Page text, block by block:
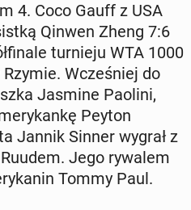
4. Coco Gauff z USA
Qinwen Zheng 7:6
tur­nie­ju WTA 1000
Wcze­śniej do
Jasmine Paolini,
Peyton
Jannik Sinner wygrał z
Jego rywalem
Tommy Paul.